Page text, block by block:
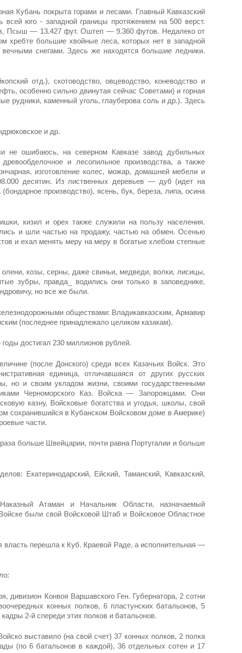
Кубань покрыта горами и лесами. Главный Кавказский
всей юго - западной границы протяжением на 500 верст.
Псыш — 13.427 фут. Оштеп — 9.360 футов. Неда­леко от
хребте большие хвойные леса, кото­рых нет в западной
снегами. Здесь же находятся большие ледники.
отд.), скотоводство, овцеводство, ко­неводство и
особенно сильно дви­нутая сейчас Советами) и горная
рудни­ки, каменный уголь, глауберова соль и др.). Здесь
и др.
не ошибаюсь, на северном Кавказе завод ду­бильных
и лесопильное производства, а также
изготовле­ние колес, можар, домашней мебели и
де­сятин. Из лиственных деревьев — дуб (идет на
производство), ясень, бук, береза, липа, осина
кизил и орех также служили на пользу населения.
и шли частью на про­дажу, частью на обмен. Осенью
и ехал менять меру на меру в богатые хлебом сте­пные
козы, серны, даже свиньи, медведи, волки, лисицы,
зубры, правда_ водились они только в заповеднике,
но все же были.
обществами: Владикав­казским, Армавир
(последнее принад­лежало целиком казакам).
достигал 230 миллионов рублей.
(после Донского) среди всех Каза­чьих Войск. Это
единица, отли­чавшаяся от других русских
но и своим укладом жизни, своими государственными
Черноморского Каз. Войска — Запо­рожцами. Они
казну, Войсковые бо­гатства и угодья, школы, свой
сохранившийся в Кубанском Войсковом доме в Аме­рике)
части.
больше Швейцарии, почти равна Португалии и больше
Екатеринодарский, Ейский, Таманс­кий, Кавказский,
Атаман и Начальник Области, на­значаемый
были свой Войсковой Штаб и Войсковое Областное
власть перешла к Куб. Краевой Раде, а ис­полнительная —
дивизион Конвоя Варшавского Ген. Губер­натора, 2 сотни
конных полков, 6 пластунских батальонов, 5
2-й спереди этих полков и батальонов.
выставило (на свой счет) 37 кон­ных полков, 2 полка
(по 6 батальонов в каждой), 36 отдельных сотен и 17